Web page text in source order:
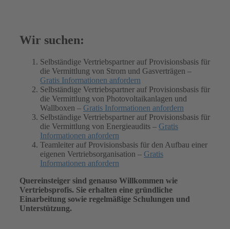
Wir suchen:
Selbständige Vertriebspartner auf Provisionsbasis für
die Vermittlung von Strom und Gasverträgen –
Gratis Informationen anfordern
Selbständige Vertriebspartner auf Provisionsbasis für
die Vermittlung von Photovoltaikanlagen und
Wallboxen – Gratis Informationen anfordern
Selbständige Vertriebspartner auf Provisionsbasis für
die Vermittlung von Energieaudits – Gratis
Informationen anfordern
Teamleiter auf Provisionsbasis für den Aufbau einer
eigenen Vertriebsorganisation – Gratis
Informationen anfordern
Quereinsteiger sind genauso Willkommen wie
Vertriebsprofis. Sie erhalten eine gründliche
Einarbeitung sowie regelmäßige Schulungen und
Unterstützung.